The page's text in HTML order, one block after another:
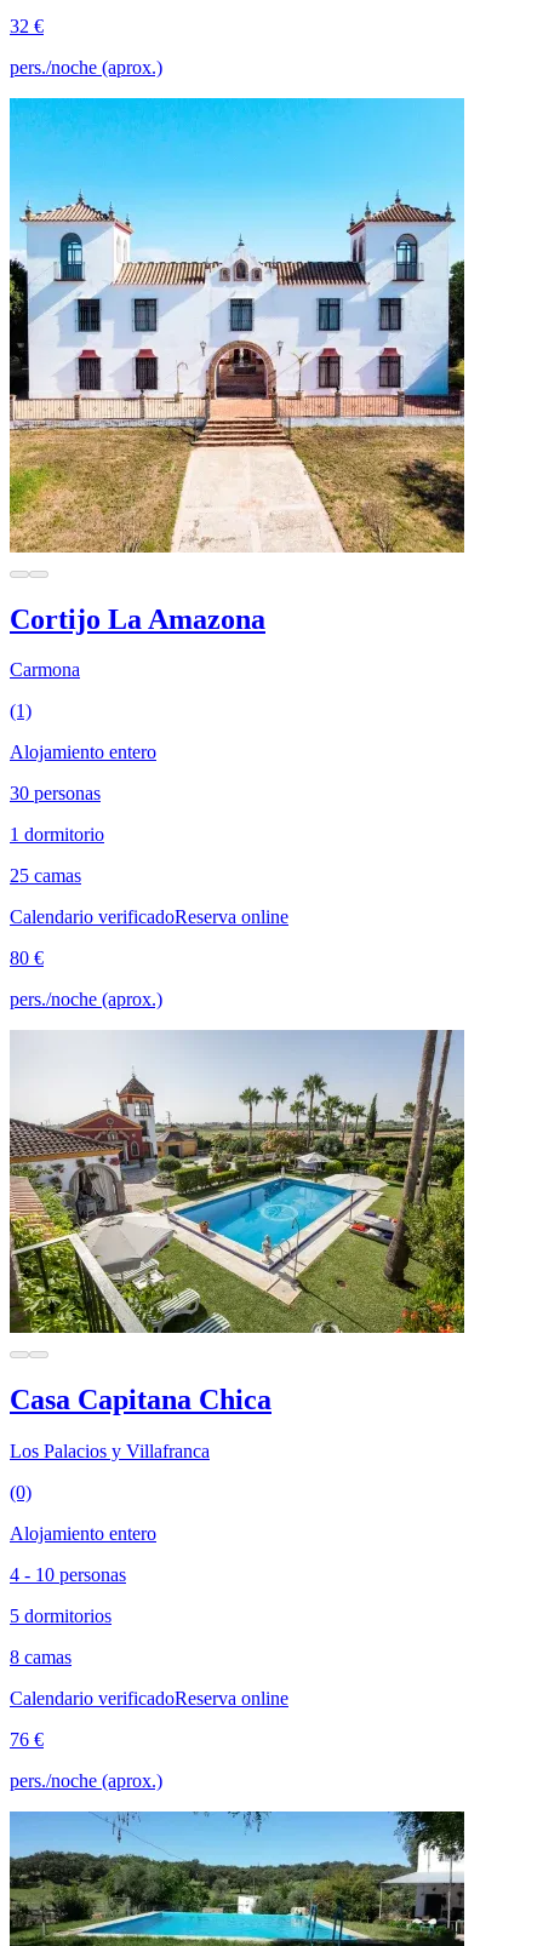
32 €
pers./noche (aprox.)
Cortijo La Amazona
Carmona
(1)
Alojamiento entero
30 personas
1 dormitorio
25 camas
Calendario verificadoReserva online
80 €
pers./noche (aprox.)
Casa Capitana Chica
Los Palacios y Villafranca
(0)
Alojamiento entero
4 - 10 personas
5 dormitorios
8 camas
Calendario verificadoReserva online
76 €
pers./noche (aprox.)